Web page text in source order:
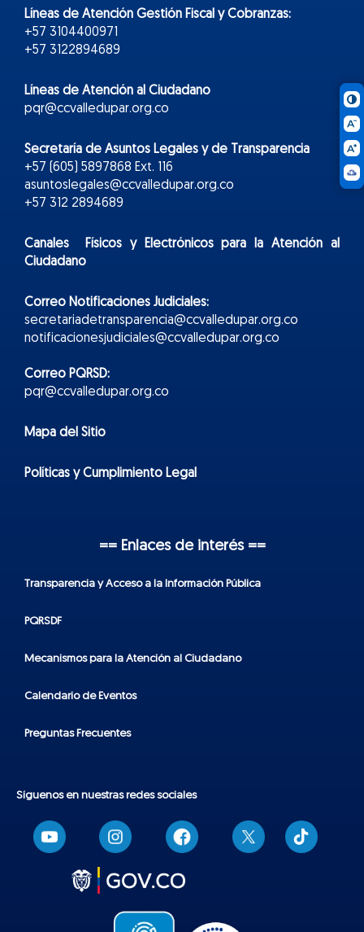
Líneas de Atención Gestión Fiscal y Cobranzas:
+57 3104400971
+57 3122894689
Líneas de Atención al Ciudadano
pqr@ccvalledupar.org.co
Secretaría de Asuntos Legales y de Transparencia
+57 (605) 5897868 Ext. 116
asuntoslegales@ccvalledupar.org.co
+57 312 2894689
Canales Físicos yElectrónicospara la Atención al
Ciudadano
Correo Notificaciones Judiciales:
secretariadetransparencia@ccvalledupar.org.co
notificacionesjudiciales@ccvalledupar.org.co
Correo PQRSD:
pqr@ccvalledupar.org.co
Mapa del Sitio
Políticas y Cumplimiento Legal
== Enlaces de interés ==
Transparencia y Acceso a la Información Pública
PQRSDF
Mecanismos para la Atención al Ciudadano
Calendario de Eventos
Preguntas Frecuentes
Síguenos en nuestras redes sociales
T
i
k